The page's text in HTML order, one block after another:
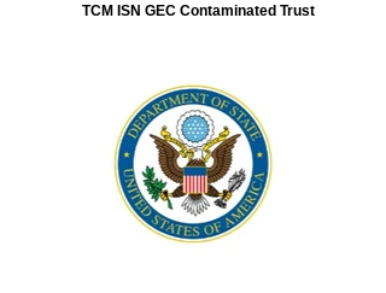
TCM ISN GEC Contaminated Trust